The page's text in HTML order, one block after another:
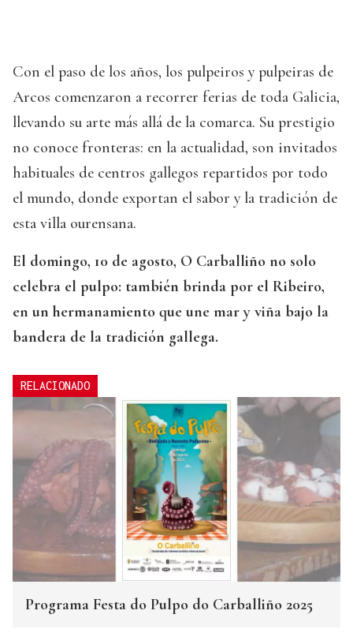
Con el paso de los años, los pulpeiros y pulpeiras de
Arcos comenzaron a recorrer ferias de toda Galicia,
llevando su arte más allá de la comarca. Su prestigio
no conoce fronteras: en la actualidad, son invitados
habituales de centros gallegos repartidos por todo
el mundo, donde exportan el sabor y la tradición de
esta villa ourensana.
El domingo, 10 de agosto, O Carballiño no solo
celebra el pulpo: también brinda por el Ribeiro,
en un hermanamiento que une mar y viña bajo la
bandera de la tradición gallega.
RELACIONADO
Programa Festa do Pulpo do Carballiño 2025